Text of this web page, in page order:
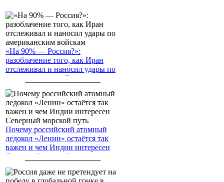
«На 90% — Россия?»:
разоблачение того, как Иран
отслеживал и наносил удары по
американским войскам
Почему российский атомный
ледокол «Ленин» остаётся так
важен и чем Индии интересен
Северный морской путь